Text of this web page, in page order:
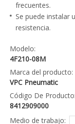
frecuentes.
Se puede instalar
resistencia.
Modelo:
4F210-08M
Marca del producto:
VPC Pneumatic
Código De Producto:
8412909000
Medio de trabajo: